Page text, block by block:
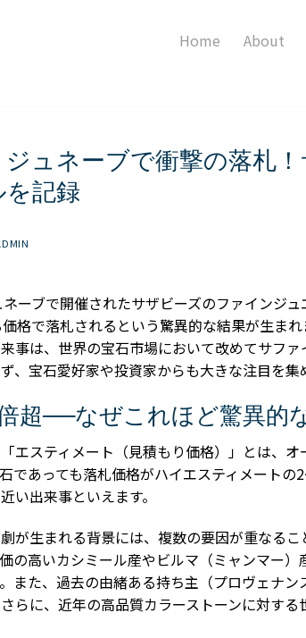
Home About
ュネーブで衝撃の落札
を記録
ーブで開催されたサザビーズのファインジ
格で落札されるという驚異的な結果が生ま
事は、世界の宝石市場において改めてサフ
、宝石愛好家や投資家からも大きな注目を集
超──なぜこれほど驚異的
エスティメート（見積もり価格）」とは、
であっても落札価格がハイエスティメート
い出来事といえます。
が生まれる背景には、複数の要因が重なる
の高いカシミール産やビルマ（ミャンマー
また、過去の由緒ある持ち主（プロヴェナ
らに、近年の高品質カラーストーンに対す